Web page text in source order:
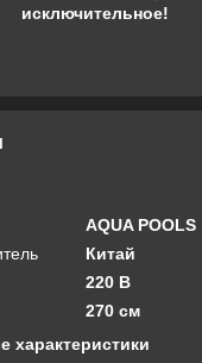
исключительное!
AQUA POOLS
Китай
220 В
270 см
характеристики